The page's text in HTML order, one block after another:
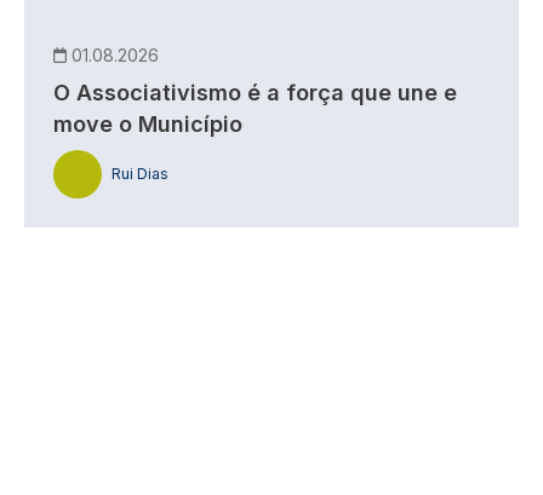
01.08.2026
O Associativismo é a força que une e
move o Município
Rui Dias